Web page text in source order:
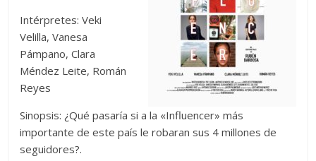
Intérpretes: Veki
Velilla, Vanesa
Pámpano, Clara
Méndez Leite, Román
Reyes
Sinopsis: ¿Qué pasaría si a la «Influencer» más
importante de este país le robaran sus 4 millones de
seguidores?.